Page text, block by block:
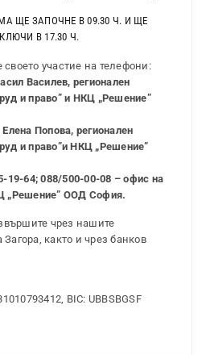
ЩЕ ЗАПОЧНЕ В 09.30 Ч. И ЩЕ
В 17.30 Ч.
участие на телефони:
Василев, регионален
и право” и НКЦ „Решение”
Попова, регионален
и право”и НКЦ „Решение”
19-64; 088/500-00-08 – офис на
„Решение” ООД София.
чрез нашите
както и чрез банков
BIC: UBBSBGSF